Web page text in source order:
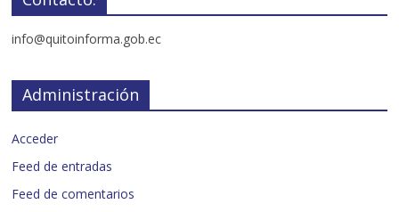
info@quitoinforma.gob.ec
Administración
Acceder
Feed de entradas
Feed de comentarios